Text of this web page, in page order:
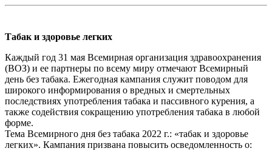
Табак и здоровье легких
Каждый год 31 мая Всемирная организация здравоохранения
(ВОЗ) и ее партнеры по всему миру отмечают Всемирный
день без табака. Ежегодная кампания служит поводом для
широкого информирования о вредных и смертельных
последствиях употребления табака и пассивного курения, а
также содействия сокращению употребления табака в любой
форме.
Тема Всемирного дня без табака 2022 г.: «табак и здоровье
легких». Кампания призвана повысить осведомленность о: